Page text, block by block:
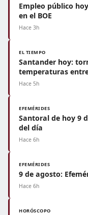
Empleo público
en el BOE
Hace 3h
EL TIEMPO
Santander hoy:
temperaturas entre
Hace 5h
EFEMÉRIDES
Santoral de hoy 9
del día
Hace 6h
EFEMÉRIDES
9 de agosto:
Hace 6h
HORÓSCOPO